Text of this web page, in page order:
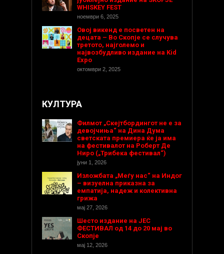
WHISKEY FEST
ноември 6, 2025
Овој викенд е посветен на
децата – Во Скопје се случува
третото, најголемо и
највозбудливо издание на Kid
Expo
октомври 2, 2025
КУЛТУРА
Филмот „Скејтбордингот не е за
девојчиња“ на Дина Дума
светската премиера ќе ја има
на фестивалот на Роберт Де
Ниро („Трибека фестивал“)
јуни 1, 2026
Изложбата „Меѓу нас“ на Индог
– визуелна приказна за
емпатија, надеж и колективна
грижа
мај 27, 2026
Шесто издание на ЈЕС
ФЕСТИВАЛ од 14 до 20 мај во
Скопје
мај 12, 2026